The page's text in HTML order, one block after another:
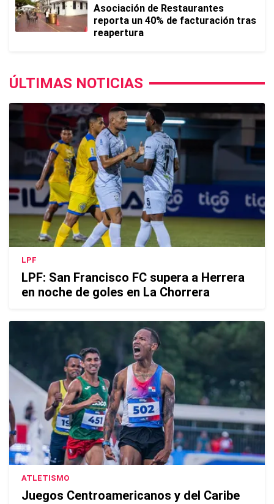
Asociación de Restaurantes
reporta un 40% de facturación tras
reapertura
ÚLTIMAS NOTICIAS
LPF
LPF: San Francisco FC supera a Herrera
en noche de goles en La Chorrera
ATLETISMO
Juegos Centroamericanos y del Caribe